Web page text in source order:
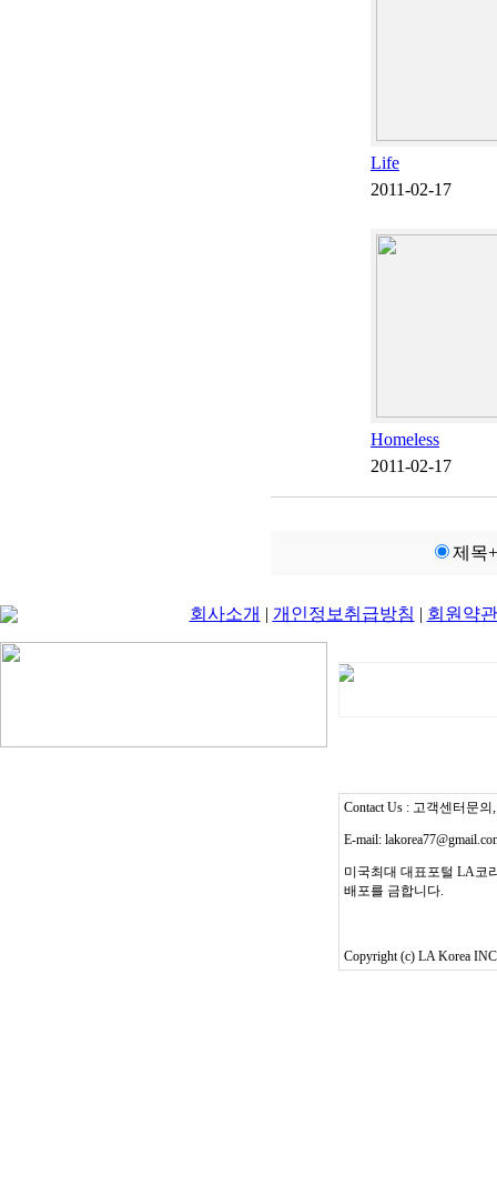
Life
2011-02-17
Homeless
2011-02-17
제목
회사소개 | 개인정보취급방침 | 회원약관
Contact Us : 고객센터문의
E-mail:
미국최대 대표포털 LA코
배포를 금합니다.
Copyright (c) LA Korea